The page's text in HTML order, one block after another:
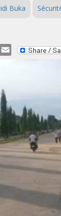
Buka
Email